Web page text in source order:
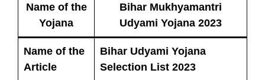
Name of the
Yojana
Bihar Mukhyamantri
Udyami Yojana 2023
Name of the
Article
Bihar Udyami Yojana
Selection List 2023